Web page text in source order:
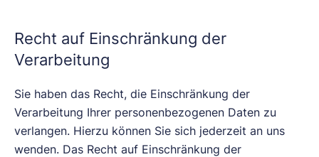
Recht auf Einschränkung der
Verarbeitung
Sie haben das Recht, die Einschränkung der
Verarbeitung Ihrer personenbezogenen Daten zu
verlangen. Hierzu können Sie sich jederzeit an uns
wenden. Das Recht auf Einschränkung der